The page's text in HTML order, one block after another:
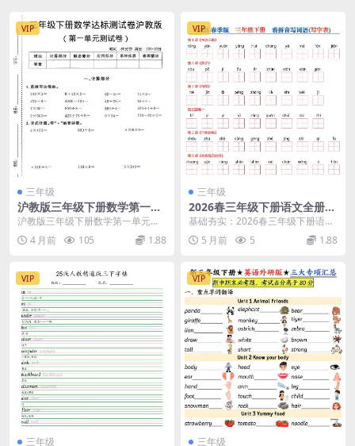
VIP
三年级
沪教版三年级下册数学第一单
元达标测试卷及核心考点专项
沪教版三年级下册数学第一单元达
标测试卷及考点解析 各位家长和同
学们好，我是学科星...
4 月前 105 1.88
VIP
三年级
2026春三年级下册语文全册写
字表看拼音写词语同步专项练
基础夯实：2026春三年级下册语文
写字表看拼音写词语专项解析 大家
好，我是学科星...
5 月前 5 1.88
VIP
三年级
VIP
三年级